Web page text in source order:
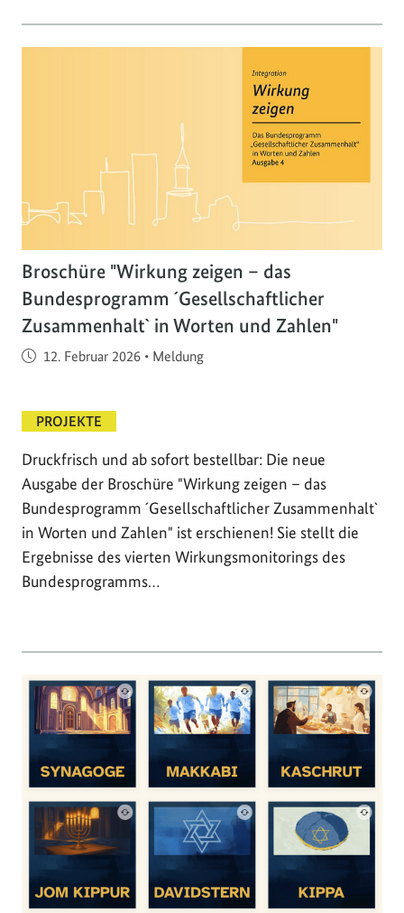
Broschüre "Wirkung zeigen – das
Bundesprogramm ´Gesellschaftlicher
Zusammenhalt` in Worten und Zahlen"
Veröffentlicht am
12. Februar 2026 • Meldung
PROJEKTE
Druckfrisch und ab sofort bestellbar: Die neue
Ausgabe der Broschüre "Wirkung zeigen – das
Bundesprogramm ´Gesellschaftlicher Zusammenhalt`
in Worten und Zahlen" ist erschienen! Sie stellt die
Ergebnisse des vierten Wirkungsmonitorings des
Bundesprogramms…